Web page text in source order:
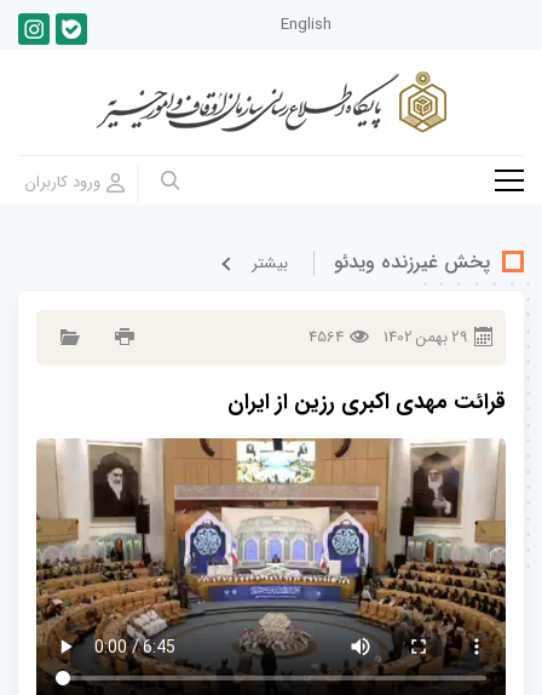
English
پخش غيرزنده ویدئو بيشتر
29بهمن1402
4564
قرائت مهدی اکبری رزین از ایران